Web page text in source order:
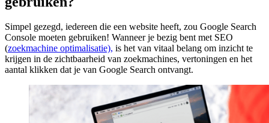
Simpel gezegd, iedereen die een website heeft, zou Google Search
Console moeten gebruiken! Wanneer je bezig bent met SEO
(zoekmachine optimalisatie), is het van vitaal belang om inzicht te
krijgen in de zichtbaarheid van zoekmachines, vertoningen en het
aantal klikken dat je van Google Search ontvangt.